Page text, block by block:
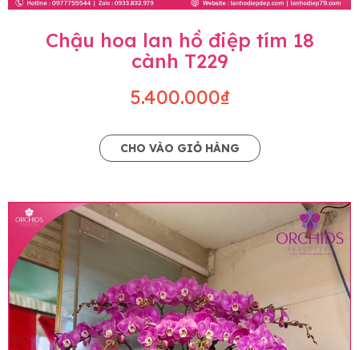
Chậu hoa lan hồ điệp tím 18
cành T229
5.400.000₫
CHO VÀO GIỎ HÀNG